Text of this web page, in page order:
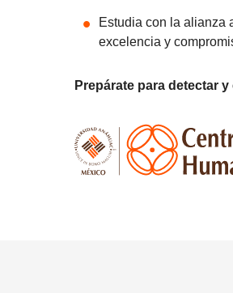
Estudia con la alianza
excelencia y
Prepárate para detectar